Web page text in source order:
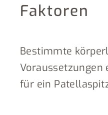
Faktoren
Bestimmte
Voraussetzungen
für ein